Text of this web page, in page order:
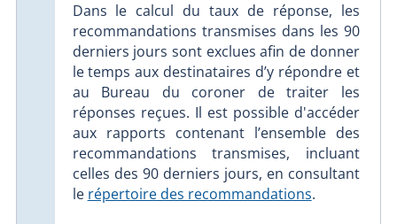
Dans le calcul du taux de réponse, les
recommandations transmises dans les 90
derniers jours sont exclues afin de donner
le temps aux destinataires d’y répondre et
au Bureau du coroner de traiter les
réponses reçues. Il est possible d'accéder
aux rapports contenant l’ensemble des
recommandations transmises, incluant
celles des 90 derniers jours, en consultant
le répertoire des recommandations.